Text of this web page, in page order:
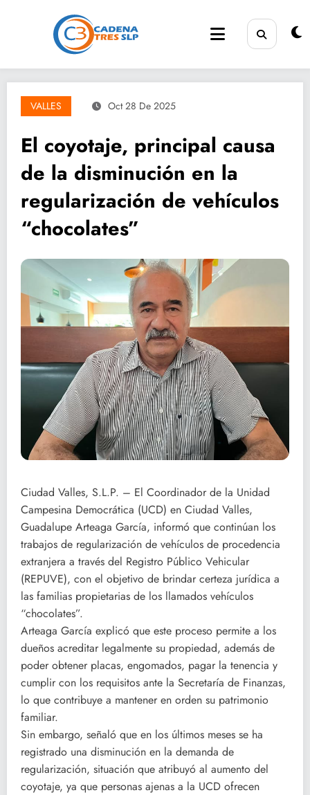
VALLES Oct 28 De 2025
El coyotaje, principal causa
de la disminución en la
regularización de vehículos
“chocolates”
Ciudad Valles, S.L.P. – El Coordinador de la Unidad
Campesina Democrática (UCD) en Ciudad Valles,
Guadalupe Arteaga García, informó que continúan los
trabajos de regularización de vehículos de procedencia
extranjera a través del Registro Público Vehicular
(REPUVE), con el objetivo de brindar certeza jurídica a
las familias propietarias de los llamados vehículos
“chocolates”.
Arteaga García explicó que este proceso permite a los
dueños acreditar legalmente su propiedad, además de
poder obtener placas, engomados, pagar la tenencia y
cumplir con los requisitos ante la Secretaría de Finanzas,
lo que contribuye a mantener en orden su patrimonio
familiar.
Sin embargo, señaló que en los últimos meses se ha
registrado una disminución en la demanda de
regularización, situación que atribuyó al aumento del
coyotaje, ya que personas ajenas a la UCD ofrecen